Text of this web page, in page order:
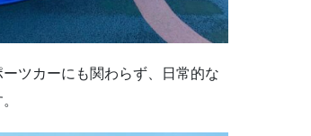
ツカーにも関わらず、日常的な